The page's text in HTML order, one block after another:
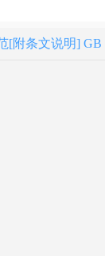
[附条文说明] GB